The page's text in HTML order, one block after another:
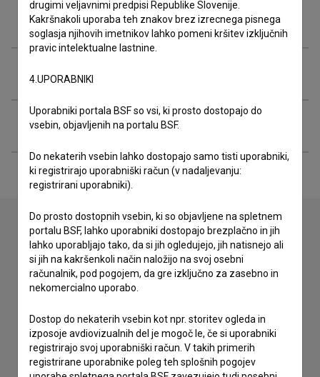
Projekcije
Razširjeni podatki
Snemalne lokacije
Stik z uredništvom
Spoštovani, s pomočjo spodnjega obrazca lahko stopite v
stik z uredništvom Baze slovenskih filmov. Veseli bomo vaših
imam vprašanje
prijavljam napako
drugimi veljavnimi predpisi Republike Slovenije.
Kakršnakoli uporaba teh znakov brez izrecnega pisnega
soglasja njihovih imetnikov lahko pomeni kršitev izključnih
pravic intelektualne lastnine.
4.UPORABNIKI
Uporabniki portala BSF so vsi, ki prosto dostopajo do
vsebin, objavljenih na portalu BSF.
Do nekaterih vsebin lahko dostopajo samo tisti uporabniki,
ki registrirajo uporabniški račun (v nadaljevanju:
registrirani uporabniki).
Do prosto dostopnih vsebin, ki so objavljene na spletnem
portalu BSF, lahko uporabniki dostopajo brezplačno in jih
lahko uporabljajo tako, da si jih ogledujejo, jih natisnejo ali
si jih na kakršenkoli način naložijo na svoj osebni
računalnik, pod pogojem, da gre izključno za zasebno in
nekomercialno uporabo.
Dostop do nekaterih vsebin kot npr. storitev ogleda in
izposoje avdiovizualnih del je mogoč le, če si uporabniki
registrirajo svoj uporabniški račun. V takih primerih
registrirane uporabnike poleg teh splošnih pogojev